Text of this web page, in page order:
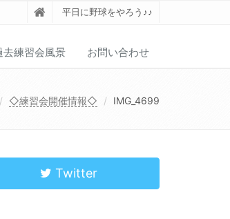
平日に野球をやろう♪♪
去練習会風景 お問い合わせ
◇練習会開催情報◇ IMG_4699
Twitter